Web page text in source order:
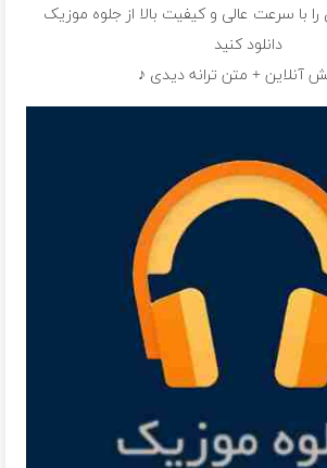
با سرعت عالی و کیفیت بالا از جلوه موزیک
دانلود کنید
آنلاین + متن ترانه دیدی ♪